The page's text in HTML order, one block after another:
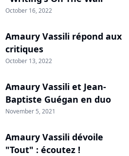
October 16, 2022
Amaury Vassili répond aux
critiques
October 13, 2022
Amaury Vassili et Jean-
Baptiste Guégan en duo
November 5, 2021
Amaury Vassili dévoile
"Tout" : écoutez !